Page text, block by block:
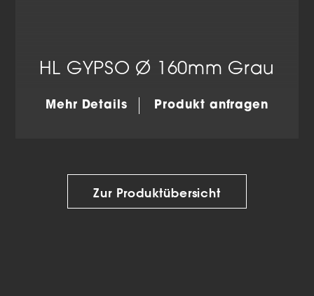
HL GYPSO Ø 160mm Grau
Mehr Details Produkt anfragen
Zur Produktübersicht